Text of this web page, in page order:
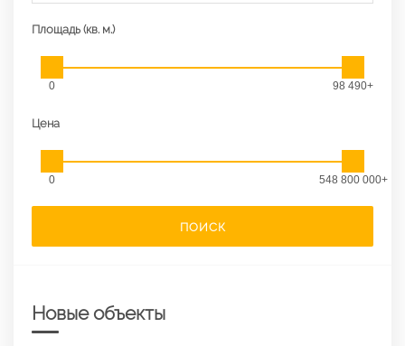
Площадь (кв. м.)
0 98 490+
Цена
0 548 800 000+
ПОИСК
Новые объекты